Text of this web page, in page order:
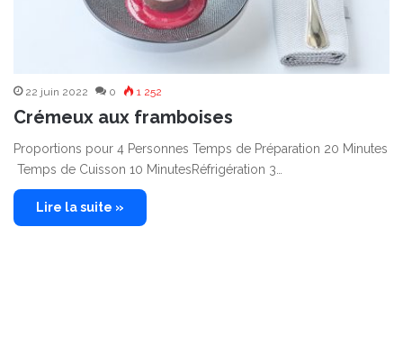
22 juin 2022 0 1 252
Crémeux aux framboises
Proportions pour 4 Personnes Temps de Préparation 20 Minutes
Temps de Cuisson 10 MinutesRéfrigération 3…
Lire la suite »